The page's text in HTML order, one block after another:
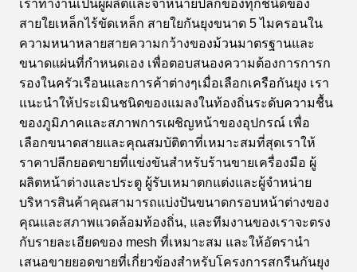
304,
316,316L
หน้าตา
ถึง 500
หน้าตา
เคลือบผิว
ข้นไฟฟ้า
สแตตติก,
พีวีซี, การ
ลดลม
สีดํา สี
เทา สี
เขียว
+ กระดาษ
kraft กันน้ํา
หนา +
กระเป๋า
เยื่อ PP
การ
ป้องกันรั้ว
การ
ตกแต่ง
เราทํางานเป็นผู้ผลิตและจําหน่ายปลีกของทุกชนิดของ
สายใยเหล็กไร้ขัดเหล็ก สายใยกันยุงขนาด 5 ไมครอนใน
ความหนาหลายสายความกว้างของม้วนมาตรฐานและ
ขนาดแผ่นที่กําหนดเอง เพื่อตอบสนองความต้องการการก
รองในครัวเรือนและการค้าต่างๆเมื่อเลือกเครือกันยุง เรา
แนะนําให้ประเมินชนิดของแมลงในท้องถิ่นระดับความชื้น
ของภูมิภาคและสภาพการเผชิญหน้าของอุปกรณ์ เพื่อ
เลือกขนาดสายและคุณสมบัติตาที่เหมาะสมที่สุดเราให้
ราคาปลีกยอดขายที่แข่งขันสําหรับร้านขายเครื่องมือ ผู้
ผลิตหน้าต่างและประตู ผู้รับเหมาตกแต่งและผู้จําหน่าย
บริหารสินค้าคุณสามารถแบ่งปันขนาดกรอบหน้าต่างของ
คุณและสภาพแวดล้อมท้องถิ่น, และทีมงานของเราจะตรง
กับรายละเอียดของ mesh ที่เหมาะสม และให้อัตรานํา
เสนอขายยอดขายที่เกี่ยวข้องสําหรับโครงการสกรีนกันยุง